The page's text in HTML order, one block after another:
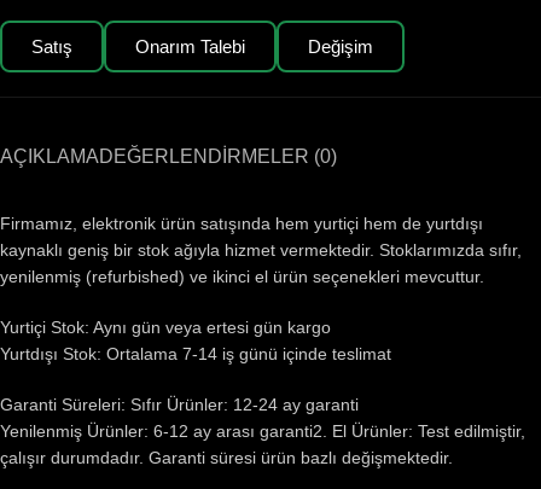
Satış Onarım Talebi Değişim
AÇIKLAMADEĞERLENDIRMELER (0)
Firmamız, elektronik ürün satışında hem yurtiçi hem de yurtdışı
kaynaklı geniş bir stok ağıyla hizmet vermektedir. Stoklarımızda sıfır,
yenilenmiş (refurbished) ve ikinci el ürün seçenekleri mevcuttur.
Yurtiçi Stok: Aynı gün veya ertesi gün kargo
Yurtdışı Stok: Ortalama 7-14 iş günü içinde teslimat
Garanti Süreleri: Sıfır Ürünler: 12-24 ay garanti
Yenilenmiş Ürünler: 6-12 ay arası garanti2. El Ürünler: Test edilmiştir,
çalışır durumdadır. Garanti süresi ürün bazlı değişmektedir.